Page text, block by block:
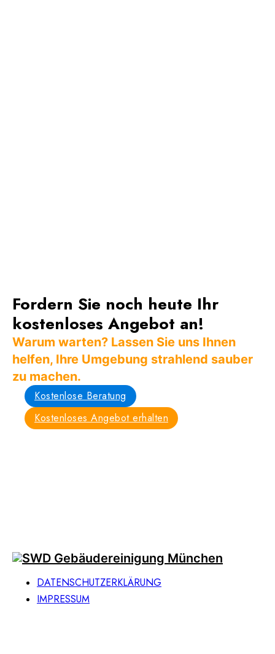
Fordern Sie noch heute Ihr
kostenloses Angebot an!
Warum warten? Lassen Sie uns Ihnen
helfen, Ihre Umgebung strahlend sauber
zu machen.
Kostenlose Beratung
Kostenloses Angebot erhalten
DATENSCHUTZ­ERKLÄRUNG
IMPRESSUM